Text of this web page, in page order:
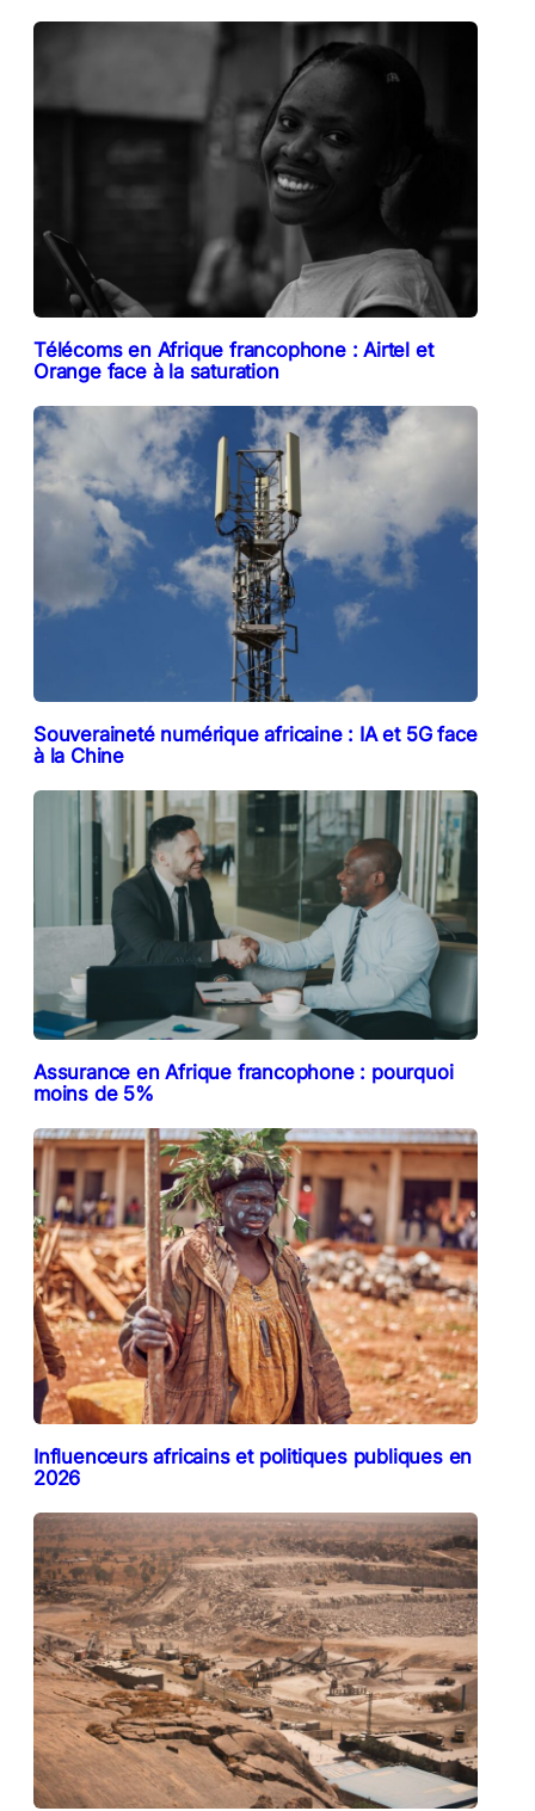
Télécoms en Afrique francophone : Airtel et
Orange face à la saturation
Souveraineté numérique africaine : IA et 5G face
à la Chine
Assurance en Afrique francophone : pourquoi
moins de 5%
Influenceurs africains et politiques publiques en
2026